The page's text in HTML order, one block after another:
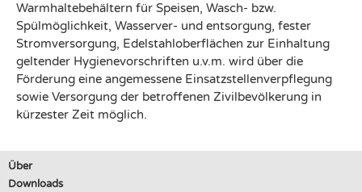
Warmhaltebehältern für Speisen, Wasch- bzw.
Spülmöglichkeit, Wasserver- und entsorgung, fester
Stromversorgung, Edelstahloberflächen zur Einhaltung
geltender Hygienevorschriften u.v.m. wird über die
Förderung eine angemessene Einsatzstellenverpflegung
sowie Versorgung der betroffenen Zivilbevölkerung in
kürzester Zeit möglich.
Über
Downloads